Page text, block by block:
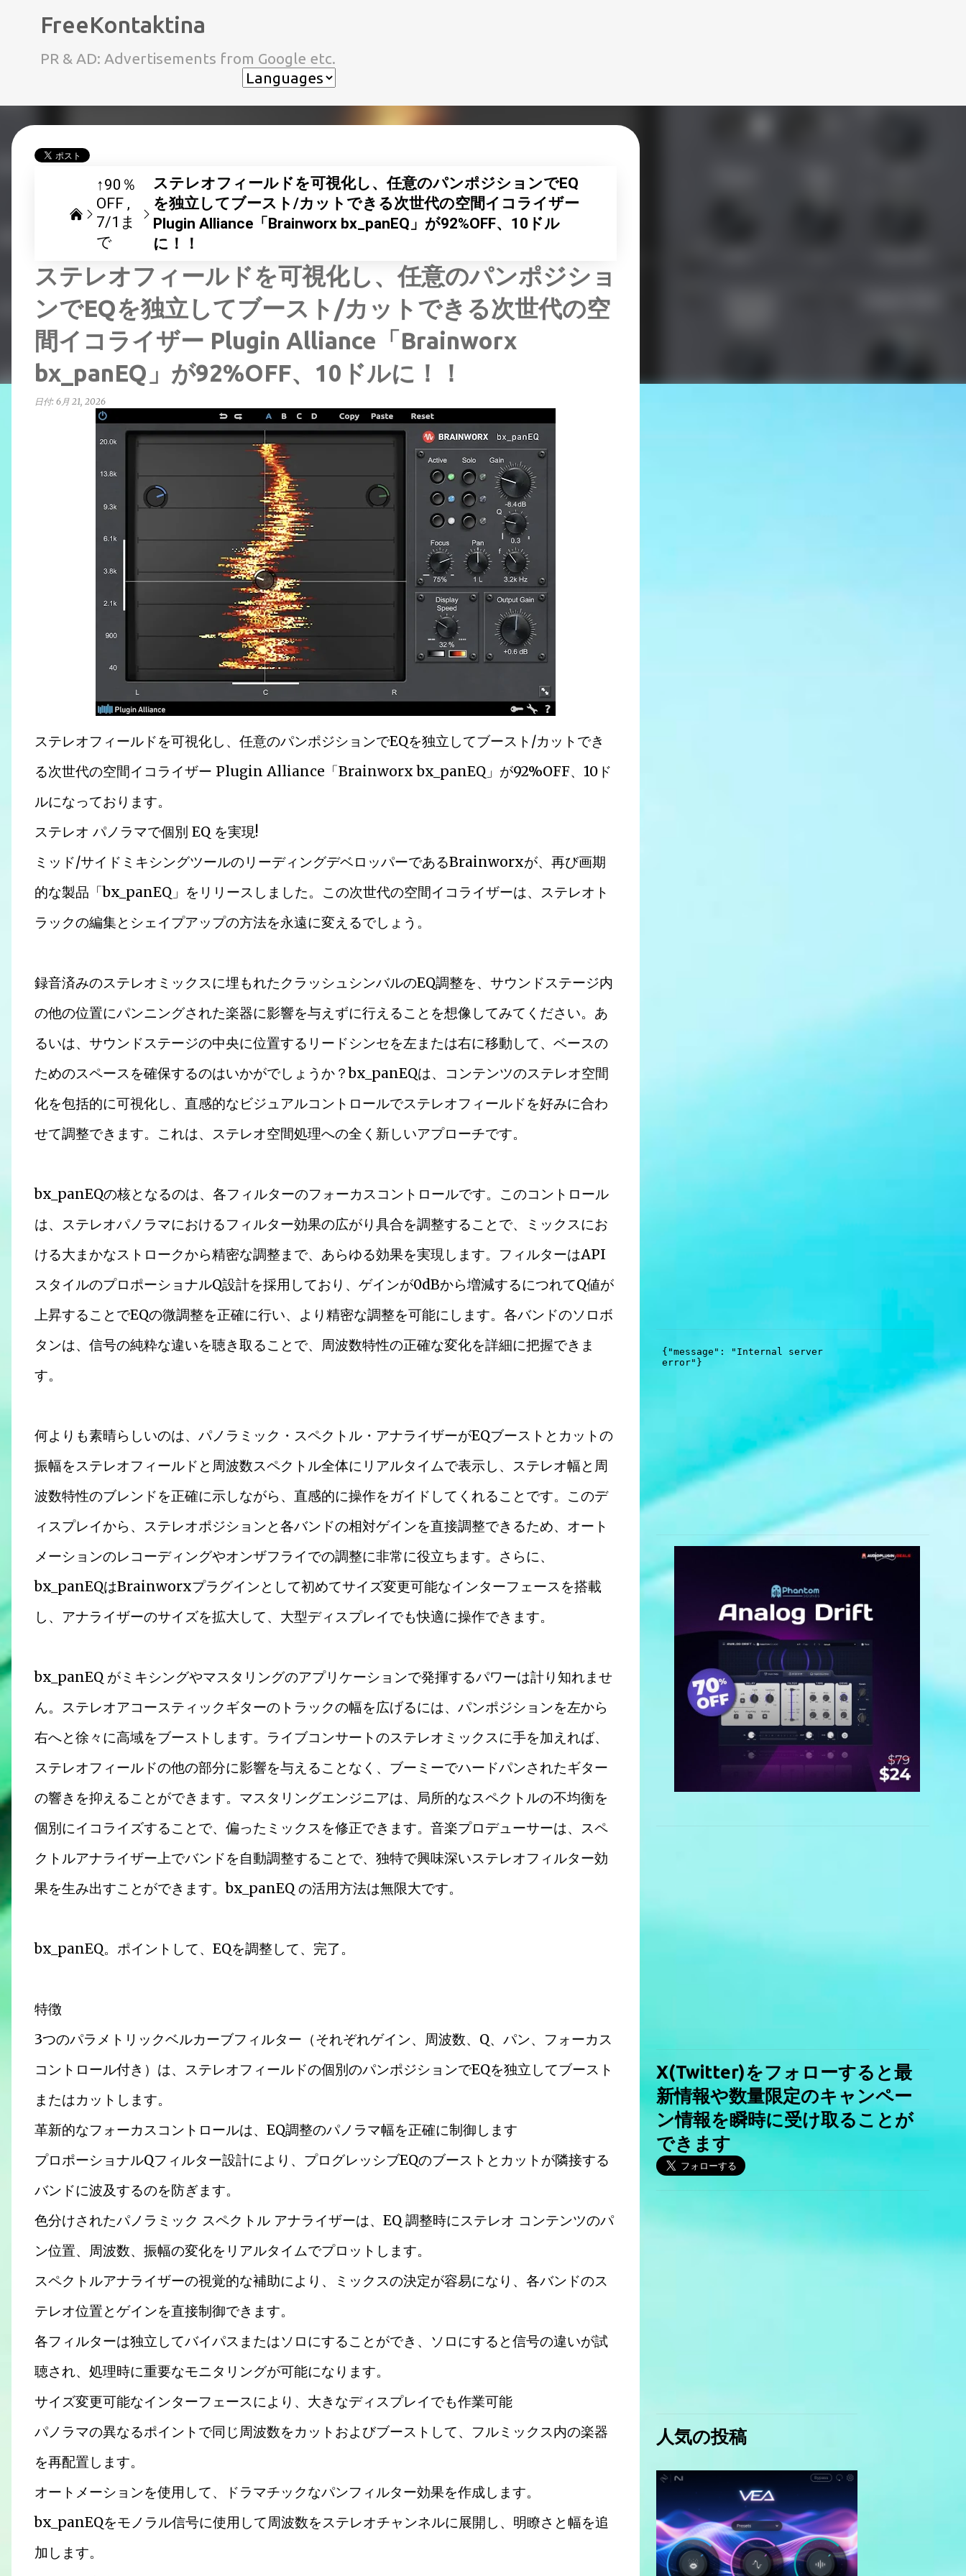
FreeKontaktina
PR & AD: Advertisements from Google etc.
↑90％
OFF
7/1ま
で
ステレオフィールドを可視化し、任意のパンポジションでEQ
を独立してブースト/カットできる次世代の空間イコライザー
Plugin Alliance「Brainworx bx_panEQ」が92%OFF、10ドル
に！！
ステレオフィールドを可視化し、任意のパンポジショ
ンでEQを独立してブースト/カットできる次世代の空
間イコライザー Plugin Alliance「Brainworx
bx_panEQ」が92%OFF、10ドルに！！
日付: 6月 21, 2026
ステレオフィールドを可視化し、任意のパンポジションでEQを独立してブースト/カットでき
る次世代の空間イコライザー Plugin Alliance「Brainworx bx_panEQ」が92%OFF、10ド
ルになっております。
ステレオ パノラマで個別 EQ を実現!
ミッド/サイドミキシングツールのリーディングデベロッパーであるBrainworxが、再び画期
的な製品「bx_panEQ」をリリースしました。この次世代の空間イコライザーは、ステレオト
ラックの編集とシェイプアップの方法を永遠に変えるでしょう。
録音済みのステレオミックスに埋もれたクラッシュシンバルのEQ調整を、サウンドステージ内
の他の位置にパンニングされた楽器に影響を与えずに行えることを想像してみてください。あ
るいは、サウンドステージの中央に位置するリードシンセを左または右に移動して、ベースの
ためのスペースを確保するのはいかがでしょうか？bx_panEQは、コンテンツのステレオ空間
化を包括的に可視化し、直感的なビジュアルコントロールでステレオフィールドを好みに合わ
せて調整できます。これは、ステレオ空間処理への全く新しいアプローチです。
bx_panEQの核となるのは、各フィルターのフォーカスコントロールです。このコントロール
は、ステレオパノラマにおけるフィルター効果の広がり具合を調整することで、ミックスにお
ける大まかなストロークから精密な調整まで、あらゆる効果を実現します。フィルターはAPI
スタイルのプロポーショナルQ設計を採用しており、ゲインが0dBから増減するにつれてQ値が
上昇することでEQの微調整を正確に行い、より精密な調整を可能にします。各バンドのソロボ
タンは、信号の純粋な違いを聴き取ることで、周波数特性の正確な変化を詳細に把握できま
す。
何よりも素晴らしいのは、パノラミック・スペクトル・アナライザーがEQブーストとカットの
振幅をステレオフィールドと周波数スペクトル全体にリアルタイムで表示し、ステレオ幅と周
波数特性のブレンドを正確に示しながら、直感的に操作をガイドしてくれることです。このデ
ィスプレイから、ステレオポジションと各バンドの相対ゲインを直接調整できるため、オート
メーションのレコーディングやオンザフライでの調整に非常に役立ちます。さらに、
bx_panEQはBrainworxプラグインとして初めてサイズ変更可能なインターフェースを搭載
し、アナライザーのサイズを拡大して、大型ディスプレイでも快適に操作できます。
bx_panEQ がミキシングやマスタリングのアプリケーションで発揮するパワーは計り知れませ
ん。ステレオアコースティックギターのトラックの幅を広げるには、パンポジションを左から
右へと徐々に高域をブーストします。ライブコンサートのステレオミックスに手を加えれば、
ステレオフィールドの他の部分に影響を与えることなく、ブーミーでハードパンされたギター
の響きを抑えることができます。マスタリングエンジニアは、局所的なスペクトルの不均衡を
個別にイコライズすることで、偏ったミックスを修正できます。音楽プロデューサーは、スペ
クトルアナライザー上でバンドを自動調整することで、独特で興味深いステレオフィルター効
果を生み出すことができます。bx_panEQ の活用方法は無限大です。
bx_panEQ。ポイントして、EQを調整して、完了。
特徴
3つのパラメトリックベルカーブフィルター（それぞれゲイン、周波数、Q、パン、フォーカス
コントロール付き）は、ステレオフィールドの個別のパンポジションでEQを独立してブースト
またはカットします。
革新的なフォーカスコントロールは、EQ調整のパノラマ幅を正確に制御します
プロポーショナルQフィルター設計により、プログレッシブEQのブーストとカットが隣接する
バンドに波及するのを防ぎます。
色分けされたパノラミック スペクトル アナライザーは、EQ 調整時にステレオ コンテンツのパ
ン位置、周波数、振幅の変化をリアルタイムでプロットします。
スペクトルアナライザーの視覚的な補助により、ミックスの決定が容易になり、各バンドのス
テレオ位置とゲインを直接制御できます。
各フィルターは独立してバイパスまたはソロにすることができ、ソロにすると信号の違いが試
聴され、処理時に重要なモニタリングが可能になります。
サイズ変更可能なインターフェースにより、大きなディスプレイでも作業可能
パノラマの異なるポイントで同じ周波数をカットおよびブーストして、フルミックス内の楽器
を再配置します。
オートメーションを使用して、ドラマチックなパンフィルター効果を作成します。
bx_panEQをモノラル信号に使用して周波数をステレオチャンネルに展開し、明瞭さと幅を追
加します。
X(Twitter)をフォローすると最
新情報や数量限定のキャンペー
ン情報を瞬時に受け取ることが
できます
人気の投稿